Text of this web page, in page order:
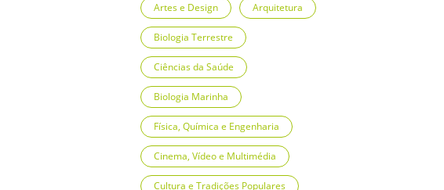
Artes e Design Arquitetura
Biologia Terrestre
Ciências da Saúde
Biologia Marinha
Física, Química e Engenharia
Cinema, Vídeo e Multimédia
Cultura e Tradições Populares